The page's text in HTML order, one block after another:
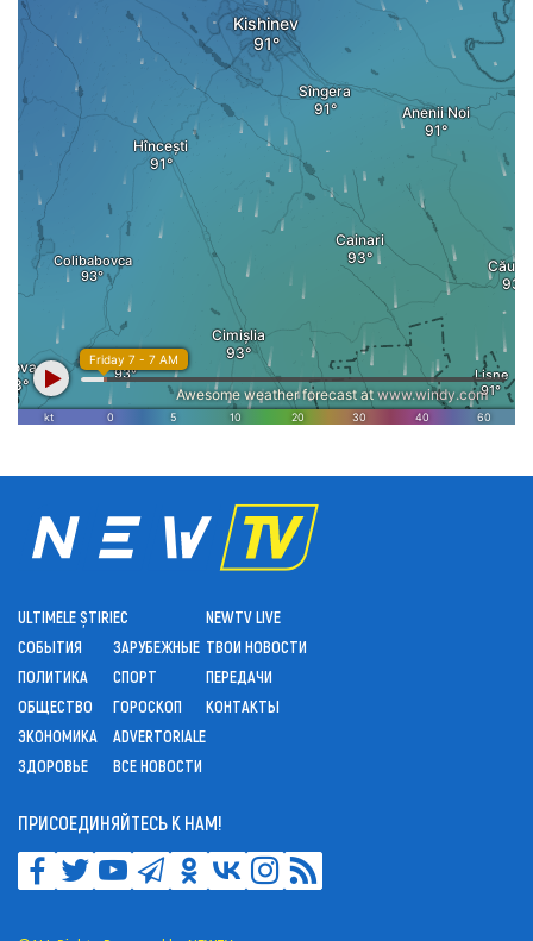
ULTIMELE ȘTIRI
СОБЫТИЯ
ПОЛИТИКА
ОБЩЕСТВО
ЭКОНОМИКА
ЗДОРОВЬЕ
ЕС
ЗАРУБЕЖНЫЕ
СПОРТ
ГОРОСКОП
ADVERTORIALE
ВСЕ НОВОСТИ
NEWTV LIVE
ТВОИ НОВОСТИ
ПЕРЕДАЧИ
КОНТАКТЫ
ПРИСОЕДИНЯЙТЕСЬ К НАМ!